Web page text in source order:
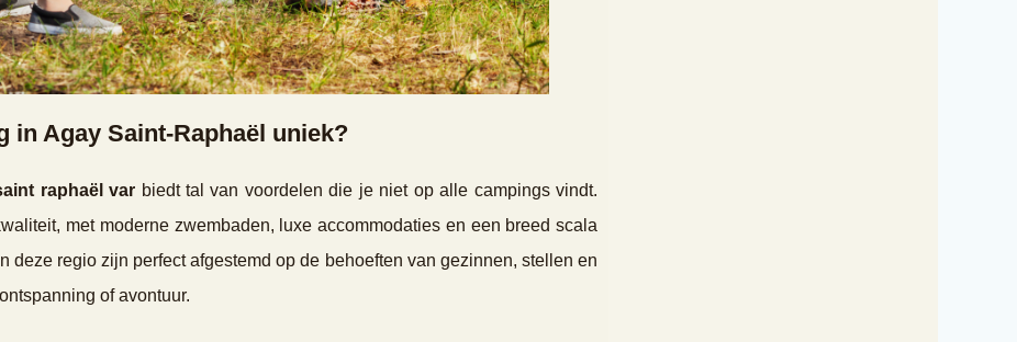
in Agay Saint-Raphaël uniek?
raphaël var biedt tal van voordelen die je niet op alle campings vindt.
met moderne zwembaden, luxe accommodaties en een breed scala
deze regio zijn perfect afgestemd op de behoeften van gezinnen, stellen en
of avontuur.